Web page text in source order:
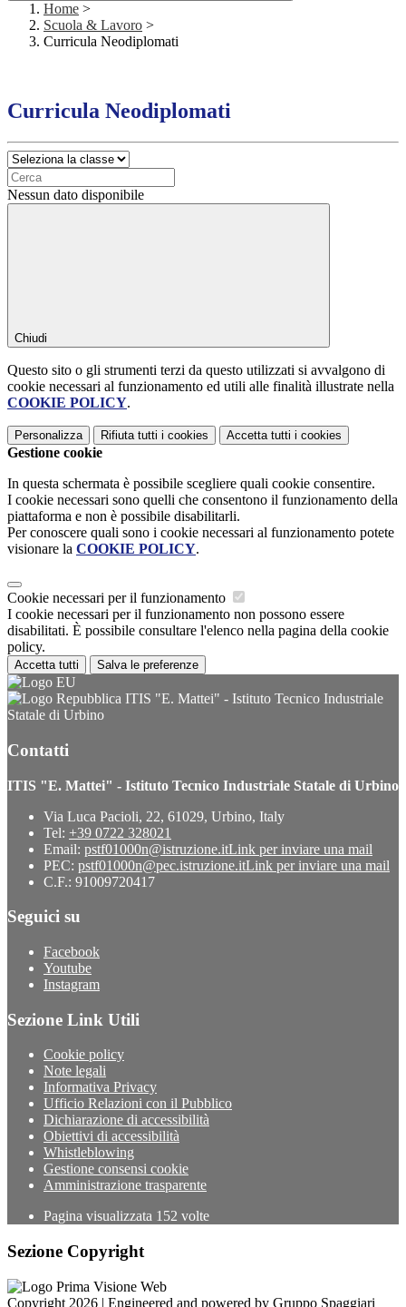
Home >
Scuola & Lavoro >
Curricula Neodiplomati
Curricula Neodiplomati
Nessun dato disponibile
Chiudi
Questo sito o gli strumenti terzi da questo utilizzati si avvalgono di
cookie necessari al funzionamento ed utili alle finalità illustrate nella
COOKIE POLICY.
Personalizza Rifiuta tutti i cookies Accetta tutti i cookies
Gestione cookie
In questa schermata è possibile scegliere quali cookie consentire.
I cookie necessari sono quelli che consentono il funzionamento della
piattaforma e non è possibile disabilitarli.
Per conoscere quali sono i cookie necessari al funzionamento potete
visionare la COOKIE POLICY.
Cookie necessari per il funzionamento
I cookie necessari per il funzionamento non possono essere
disabilitati. È possibile consultare l'elenco nella pagina della cookie
policy.
Accetta tutti Salva le preferenze
ITIS "E. Mattei" - Istituto Tecnico Industriale
Statale di Urbino
Contatti
ITIS "E. Mattei" - Istituto Tecnico Industriale Statale di Urbino
Via Luca Pacioli, 22, 61029, Urbino, Italy
Tel: +39 0722 328021
Email: pstf01000n@istruzione.itLink per inviare una mail
PEC: pstf01000n@pec.istruzione.itLink per inviare una mail
C.F.: 91009720417
Seguici su
Facebook
Youtube
Instagram
Sezione Link Utili
Cookie policy
Note legali
Informativa Privacy
Ufficio Relazioni con il Pubblico
Dichiarazione di accessibilità
Obiettivi di accessibilità
Whistleblowing
Gestione consensi cookie
Amministrazione trasparente
Pagina visualizzata 152 volte
Sezione Copyright
Copyright 2026 | Engineered and powered by Gruppo Spaggiari